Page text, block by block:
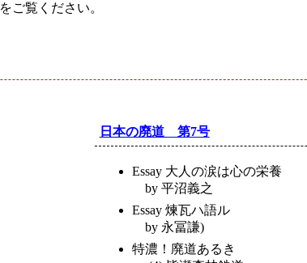
をご覧ください。
日本の廃道 第7号
Essay 大人の涙は心の栄養
by 平沼義之
Essay 煉瓦ハ語ル
by 永冨謙)
特濃！廃道あるき